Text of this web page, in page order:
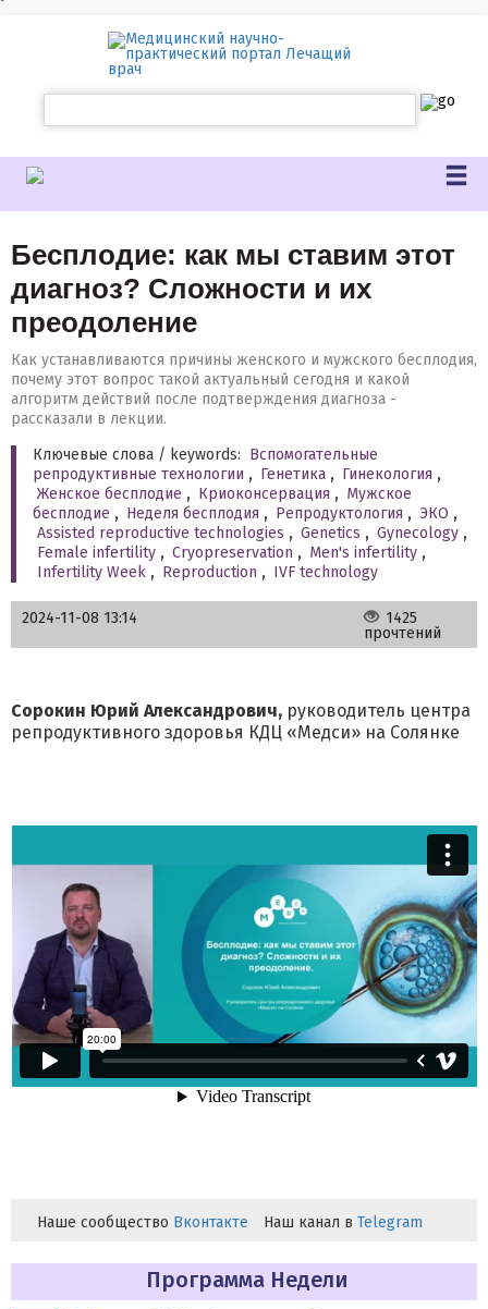
`
Бесплодие: как мы ставим этот
диагноз? Сложности и их
преодоление
Как устанавливаются причины женского и мужского бесплодия,
почему этот вопрос такой актуальный сегодня и какой
алгоритм действий после подтверждения диагноза -
рассказали в лекции.
Ключевые слова / keywords: Вспомогательные
репродуктивные технологии , Генетика , Гинекология ,
Женское бесплодие , Криоконсервация , Мужское
бесплодие , Неделя бесплодия , Репродуктология , ЭКО ,
Assisted reproductive technologies , Genetics , Gynecology ,
Female infertility , Cryopreservation , Men's infertility ,
Infertility Week , Reproduction , IVF technology
2024-11-08 13:14
1425
прочтений
Сорокин Юрий Александрович, руководитель центра
репродуктивного здоровья КДЦ «Медси» на Солянке
Наше сообщество Вконтакте Наш канал в Telegram
Программа Недели